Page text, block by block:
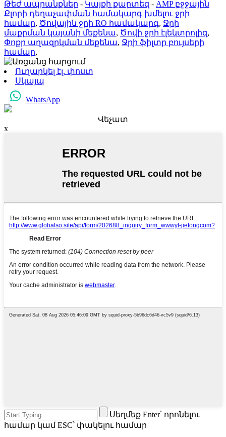
Թեժ ապրանքներ - Կայքի քարտեզ - AMP բջջային
Քլորի դեղաչափման համակարգ խմելու ջրի
համար, Ծովային ջրի RO համակարգ, Ջրի
մաքրման կայանի մեքենա, Ծովի ջրի էլեկտրոլիզ,
Փոքր աղազրկման մեքենա, Ջրի ֆիլտր բույսերի
համար,
Ուղարկել էլ. փոստ
Սկայպ
WhatsApp
Վեչատ
x
Սեղմեք Enter՝ որոնելու
համար կամ ESC՝ փակելու համար